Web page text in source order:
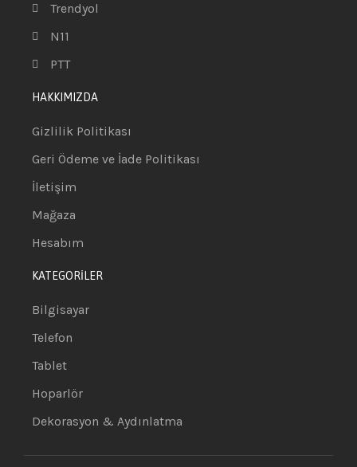
Trendyol
N11
PTT
HAKKIMIZDA
Gizlilik Politikası
Geri Ödeme ve İade Politikası
İletişim
Mağaza
Hesabım
KATEGORİLER
Bilgisayar
Telefon
Tablet
Hoparlör
Dekorasyon & Aydınlatma